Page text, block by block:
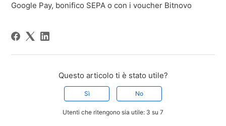
Google Pay, bonifico SEPA o con i voucher Bitnovo
Questo articolo ti è stato utile?
Sì No
Utenti che ritengono sia utile: 3 su 7